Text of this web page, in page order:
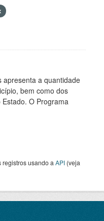
apresenta a quantidade
bem como dos
O Programa
registros usando a API (veja